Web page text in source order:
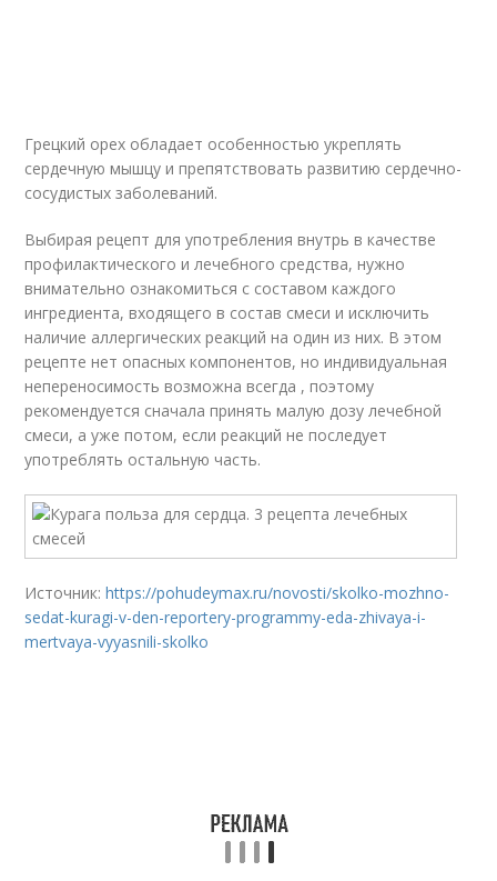
Грецкий орех обладает особенностью укреплять
сердечную мышцу и препятствовать развитию сердечно-
сосудистых заболеваний.
Выбирая рецепт для употребления внутрь в качестве
профилактического и лечебного средства, нужно
внимательно ознакомиться с составом каждого
ингредиента, входящего в состав смеси и исключить
наличие аллергических реакций на один из них. В этом
рецепте нет опасных компонентов, но индивидуальная
непереносимость возможна всегда , поэтому
рекомендуется сначала принять малую дозу лечебной
смеси, а уже потом, если реакций не последует
употреблять остальную часть.
Источник:https://pohudeymax.ru/novosti/skolko-mozhno-
sedat-kuragi-v-den-reportery-programmy-eda-zhivaya-i-
mertvaya-vyyasnili-skolko